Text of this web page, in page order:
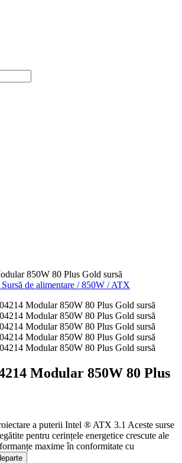
850W 80 Plus Gold sursă
Sursă de alimentare /850W /ATX
Modular 850W 80 Plus
a puterii Intel ® ATX 3.1 Aceste surse
pentru cerințele energetice crescute ale
maxime în conformitate cu